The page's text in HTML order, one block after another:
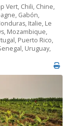
Vert, Chili, Chine,
, Gabón,
, Italie, Le
, Mozambique,
, Puerto Rico,
, Uruguay,